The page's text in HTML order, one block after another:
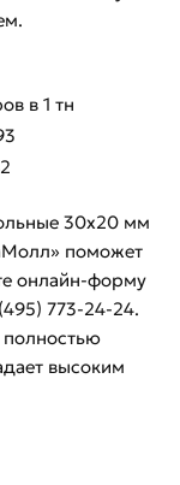
в 1 тн
30х20 мм
поможет
онлайн-форму
773-24-24.
высоким